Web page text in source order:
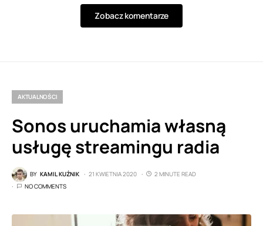
Zobacz komentarze
AKTUALNOŚCI
Sonos uruchamia własną
usługę streamingu radia
BY KAMIL KUŹNIK 21 KWIETNIA 2020
2 MINUTE READ
NO COMMENTS